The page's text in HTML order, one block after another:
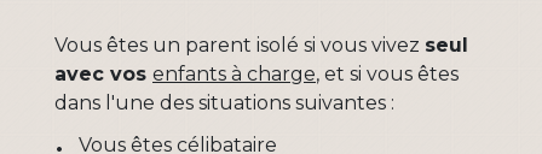
Vous êtes un parent isolé si vous vivez seul
avec vos enfants à charge, et si vous êtes
dans l'une des situations suivantes :
Vous êtes célibataire